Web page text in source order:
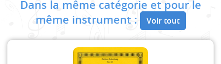
Dans la même catégorie et pour le
même instrument :
Voir tout